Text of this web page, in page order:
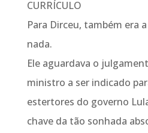
CURRÍCULO
Para Dirceu, também era
nada.
Ele aguardava o
ministro a ser indicado
estertores do governo
chave da tão sonhada